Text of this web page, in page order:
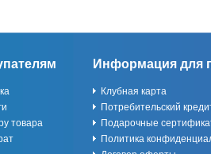
товара
Информация для
Клубная карта
Потребительский
Подарочные
Политика